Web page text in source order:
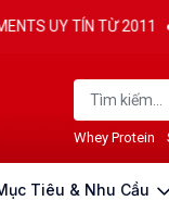
TÍN TỪ 2011 CAM
Whey Protein
Tiêu & Nhu Cầu
điểm nổi bật Đánh